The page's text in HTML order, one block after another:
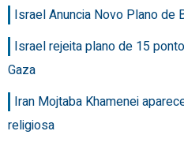
Israel Anuncia Novo Plano
Israel rejeita plano de 15
Gaza
Iran Mojtaba Khamenei
religiosa